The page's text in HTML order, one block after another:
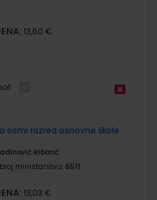
13,60 €
osmi razred osnovne škole
Ribarić
ministarstva: 6511
13,03 €